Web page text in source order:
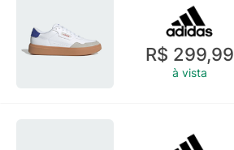
R$ 299,99
à vista